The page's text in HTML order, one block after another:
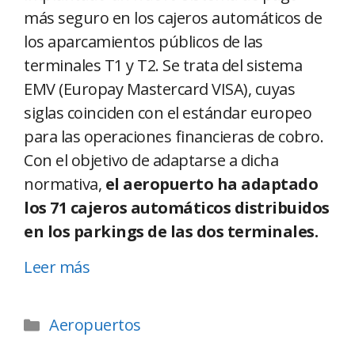
más seguro en los cajeros automáticos de
los aparcamientos públicos de las
terminales T1 y T2. Se trata del sistema
EMV (Europay Mastercard VISA), cuyas
siglas coinciden con el estándar europeo
para las operaciones financieras de cobro.
Con el objetivo de adaptarse a dicha
normativa, el aeropuerto ha adaptado
los 71 cajeros automáticos distribuidos
en los parkings de las dos terminales.
Leer más
Aeropuertos